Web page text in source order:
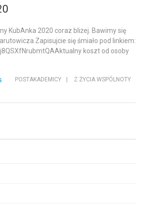
KubAnka 2020 coraz bliżej. Bawimy się
się śmiało pod linkiem:
koszt od osoby
POSTAKADEMICY | Z ŻYCIA WSPÓLNOTY